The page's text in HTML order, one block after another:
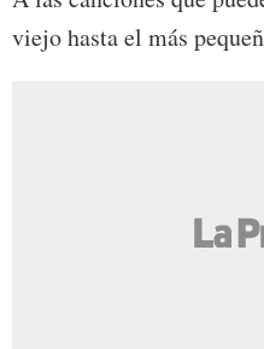
viejo hasta el más